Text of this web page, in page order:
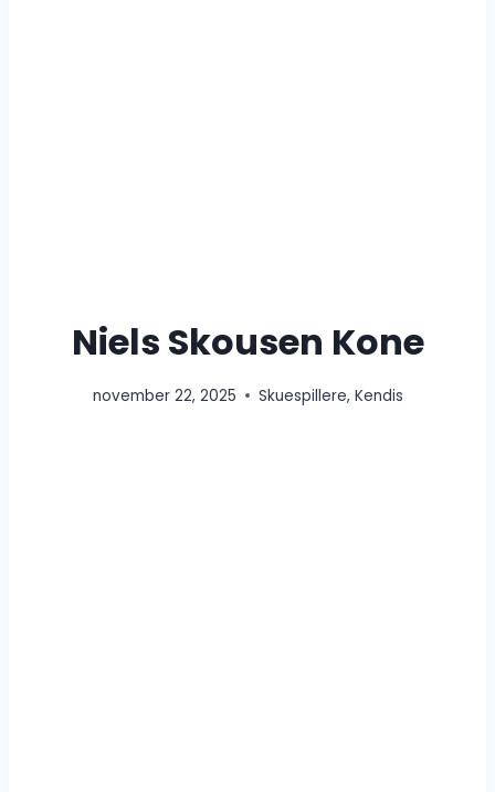
Niels Skousen Kone
november 22, 2025 Skuespillere, Kendis